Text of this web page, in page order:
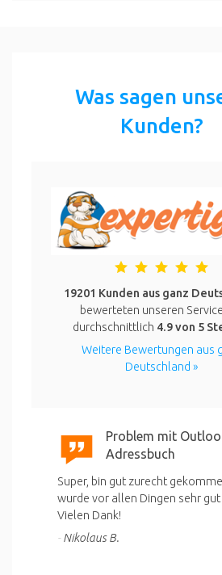
Was sagen
Kunden?
19201 Kunden aus ganz
bewerteten unseren
durchschnittlich 4.9von 5
Weitere Bewertungen aus
Deutschland »
Problem mit
Adressbuch
Super, bin gut zurecht
wurde vor allen Dingen sehr
Vielen Dank!
Nikolaus B.